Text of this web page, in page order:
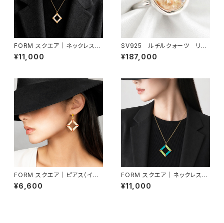
FORM スクエア｜ネックレス
（ネックレス取り外し可能）
¥11,000
SV925 ルチルクォーツ リン
グ
¥187,000
FORM スクエア｜ピアス（イヤ
リング交換可）
¥6,600
FORM スクエア｜ネックレス
（ネックレス取り外し可能）
¥11,000